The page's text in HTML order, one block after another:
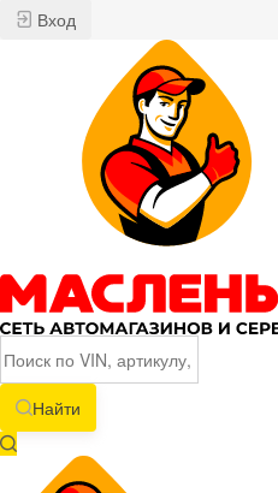
Вход
Найти